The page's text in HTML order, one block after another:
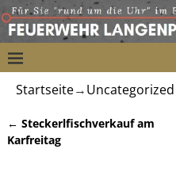
Startseite→Uncategorized
Artikelnavigation
← Steckerlfischverkauf am
Karfreitag